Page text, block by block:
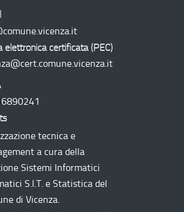
elettronica certificata (PEC)
tecnica e
a cura della
Sistemi Informatici
S.I.T. e Statistica del
di Vicenza.